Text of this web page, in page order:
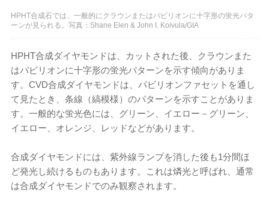
HPHT合成石では、一般的にクラウンまたはパビリオンに十字形の蛍光パタ
ーンが見られる。写真：Shane Elen & John I. Koivula/GIA
HPHT合成ダイヤモンドは、カットされた後、クラウンまた
はパビリオンに十字形の蛍光パターンを示す傾向がありま
す。CVD合成ダイヤモンドは、パビリオンファセットを通し
て見たとき、条線（縞模様）のパターンを示すことがありま
す。一般的な蛍光色には、グリーン、イエロー－グリーン、
イエロー、オレンジ、レッドなどがあります。
合成ダイヤモンドには、紫外線ランプを消した後も1分間ほ
ど発光し続けるものもあります。これは燐光と呼ばれ、通常
は合成ダイヤモンドでのみ観察されます。